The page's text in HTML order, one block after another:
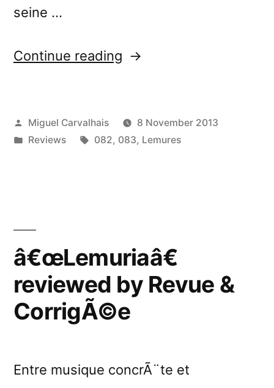
seine …
Continue reading “â€œEPâ€
Field
Recordings”
Posted
by
Miguel Carvalhais
8 November 2013
Posted
Reviews Tags:
082, 083, Lemures
â€œLemuriaâ€
reviewed by Revue &
CorrigÃ©e
Entre musique concrÃ¨te et